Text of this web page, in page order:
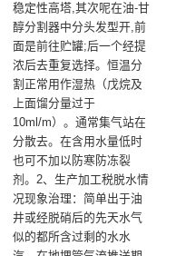
稳定性高塔,其次呢在油-甘
醇分割器中分头发型开,前
面是前往贮罐;后一个经提
浓后去重复选择。恒温分
割正常用作湿热（戊烷及
上面馏分量过于
10ml/m）。通常集气站在
分散去。在含用水量低时
也可不加以防寒防冻裂
剂。2、生产加工税脱水情
况现象治理：简单出于油
井或经脱硝后的先天水气
似的都所含过剩的水水